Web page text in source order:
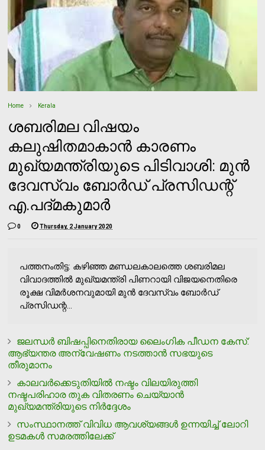
Home Kerala
ശബരിമല വിഷയം
കലുഷിതമാകാന്‍ കാരണം
മുഖ്യമന്ത്രിയുടെ പിടിവാശി: മുന്‍
ദേവസ്വം ബോര്‍ഡ് പ്രസിഡന്റ്
എ.പദ്മകുമാര്‍
0 Thursday, 2 January 2020
പത്തനംതിട്ട: കഴിഞ്ഞ മണ്ഡലകാലത്തെ ശബരിമല
വിവാദത്തില്‍ മുഖ്യമന്ത്രി പിണറായി വിജയനെതിരെ
രൂക്ഷ വിമര്‍ശനവുമായി മുന്‍ ദേവസ്വം ബോര്‍ഡ്
പ്രസിഡന്റ...
ജലന്ധര്‍ ബിഷപ്പിനെതിരായ ലൈംഗിക പീഡന കേസ്:
ആഭ്യന്തര അന്വേഷണം നടത്താന്‍ സഭയുടെ
തീരുമാനം
കാലവര്‍ക്കെടുതിയില്‍ നഷ്ടം വിലയിരുത്തി
നഷ്ടപരിഹാര തുക വിതരണം ചെയ്യാന്‍
മുഖ്യമന്ത്രിയുടെ നിര്‍ദ്ദേശം
സംസ്ഥാനത്ത് വിവിധ ആവശ്യങ്ങള്‍ ഉന്നയിച്ച് ലോറി
ഉടമകള്‍ സമരത്തിലേക്ക്